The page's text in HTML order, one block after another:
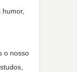
o nosso